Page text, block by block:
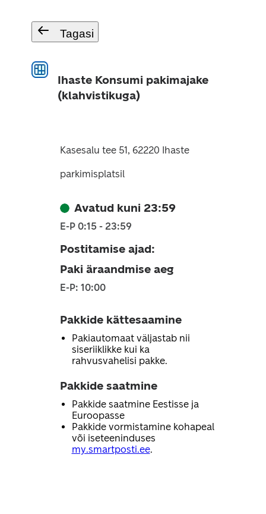
Tagasi
Ihaste Konsumi pakimajake
(klahvistikuga)
Kasesalu tee 51, 62220 Ihaste
parkimisplatsil
Avatud kuni 23:59
E-P 0:15 - 23:59
Postitamise ajad:
Paki äraandmise aeg
E-P: 10:00
Pakkide kättesaamine
Pakiautomaat väljastab nii
siseriiklikke kui ka
rahvusvahelisi pakke.
Pakkide saatmine
Pakkide saatmine Eestisse ja
Euroopasse
Pakkide vormistamine kohapeal
või iseteeninduses
my.smartposti.ee.